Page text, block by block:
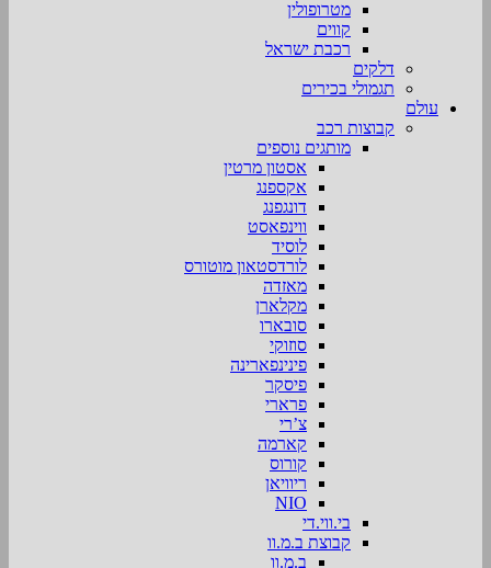
מטרופולין
קווים
רכבת ישראל
דלקים
תגמולי בכירים
עולם
קבוצות רכב
מותגים נוספים
אסטון מרטין
אקספנג
דונגפנג
ווינפאסט
לוסיד
לורדסטאון מוטורס
מאזדה
מקלארן
סובארו
סוזוקי
פינינפארינה
פיסקר
פרארי
צ’רי
קארמה
קורוס
ריוויאן
NIO
בי.ווי.די
קבוצת ב.מ.וו
ב.מ.וו